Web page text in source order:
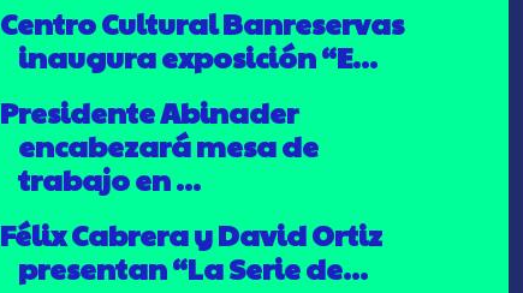
Centro Cultural Banreservas
inaugura exposición “E...
Presidente Abinader
encabezará mesa de
trabajo en ...
Félix Cabrera y David Ortiz
presentan “La Serie de...